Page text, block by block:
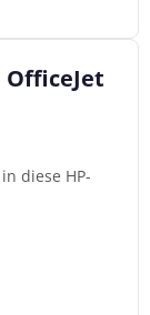
OfficeJet
diese HP-